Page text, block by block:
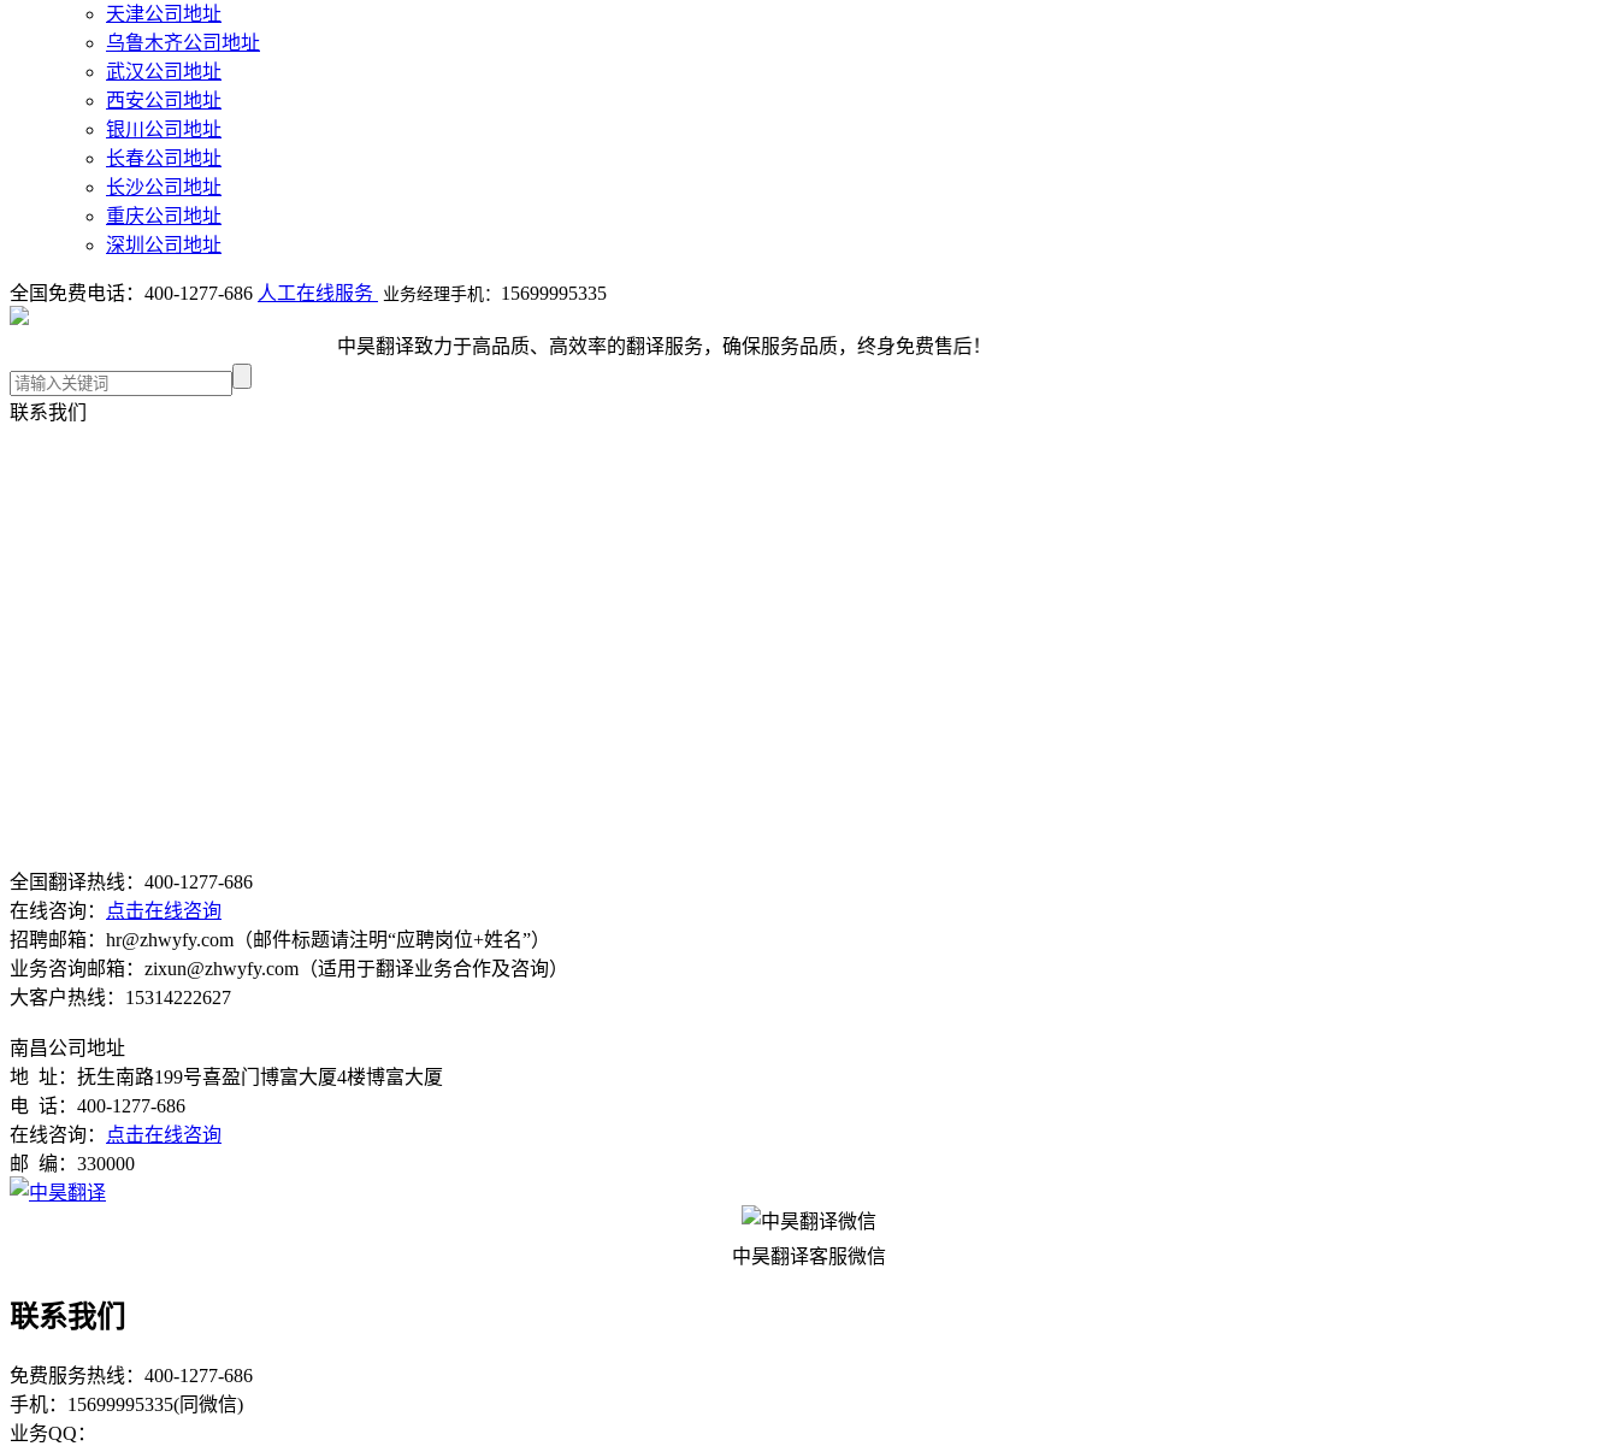
天津公司地址
乌鲁木齐公司地址
武汉公司地址
西安公司地址
银川公司地址
长春公司地址
长沙公司地址
重庆公司地址
深圳公司地址
全国免费电话： 400-1277-686 人工在线服务 业务经理手机： 15699995335
中昊翻译致力于高品质、高效率的翻译服务，确保服务品质，终身免费售后！
联系我们
全国翻译热线：400-1277-686
在线咨询：
点击在线咨询
招聘邮箱：hr@zhwyfy.com（邮件标题请注明“应聘岗位+姓名”）
业务咨询邮箱：zixun@zhwyfy.com（适用于翻译业务合作及咨询）
大客户热线：15314222627
南昌公司地址
地 址：抚生南路199号喜盈门博富大厦4楼博富大厦
电 话：400-1277-686
在线咨询：
点击在线咨询
邮 编：330000
中昊翻译客服微信
联系我们
免费服务热线：400-1277-686
手机：15699995335(同微信)
业务QQ：